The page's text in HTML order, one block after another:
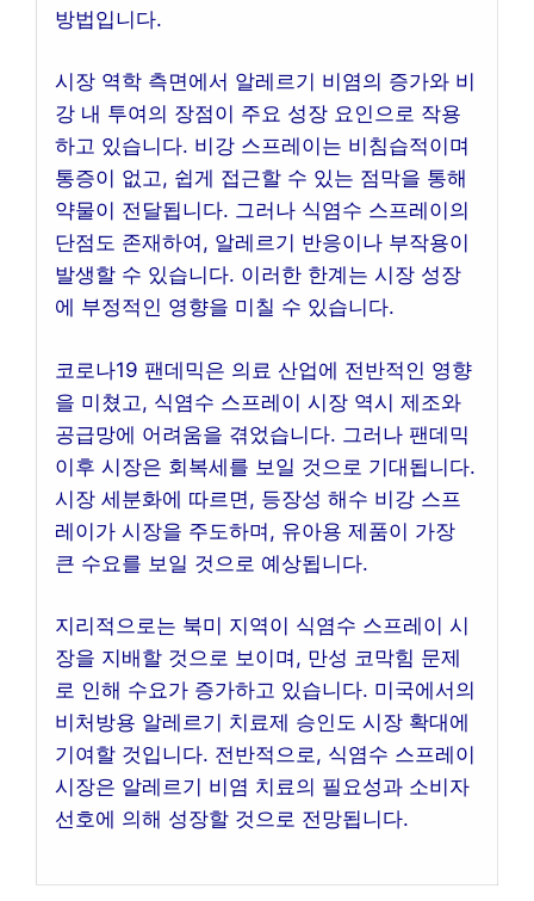
방법입니다.
시장 역학 측면에서 알레르기 비염의 증가와 비
강 내 투여의 장점이 주요 성장 요인으로 작용
하고 있습니다. 비강 스프레이는 비침습적이며
통증이 없고, 쉽게 접근할 수 있는 점막을 통해
약물이 전달됩니다. 그러나 식염수 스프레이의
단점도 존재하여, 알레르기 반응이나 부작용이
발생할 수 있습니다. 이러한 한계는 시장 성장
에 부정적인 영향을 미칠 수 있습니다.
코로나19 팬데믹은 의료 산업에 전반적인 영향
을 미쳤고, 식염수 스프레이 시장 역시 제조와
공급망에 어려움을 겪었습니다. 그러나 팬데믹
이후 시장은 회복세를 보일 것으로 기대됩니다.
시장 세분화에 따르면, 등장성 해수 비강 스프
레이가 시장을 주도하며, 유아용 제품이 가장
큰 수요를 보일 것으로 예상됩니다.
지리적으로는 북미 지역이 식염수 스프레이 시
장을 지배할 것으로 보이며, 만성 코막힘 문제
로 인해 수요가 증가하고 있습니다. 미국에서의
비처방용 알레르기 치료제 승인도 시장 확대에
기여할 것입니다. 전반적으로, 식염수 스프레이
시장은 알레르기 비염 치료의 필요성과 소비자
선호에 의해 성장할 것으로 전망됩니다.